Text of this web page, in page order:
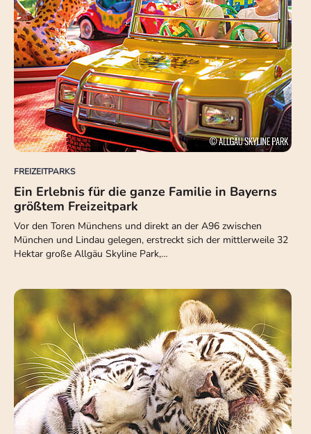
FREIZEITPARKS
Ein Erlebnis für die ganze Familie in Bayerns
größtem Freizeitpark
Vor den Toren Münchens und direkt an der A96 zwischen
München und Lindau gelegen, erstreckt sich der mittlerweile 32
Hektar große Allgäu Skyline Park,…